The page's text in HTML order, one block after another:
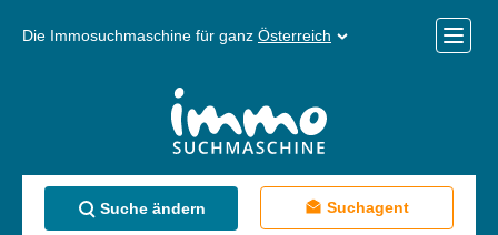
Die Immosuchmaschine für ganz Österreich
Menü
Suche ändern Suchagent